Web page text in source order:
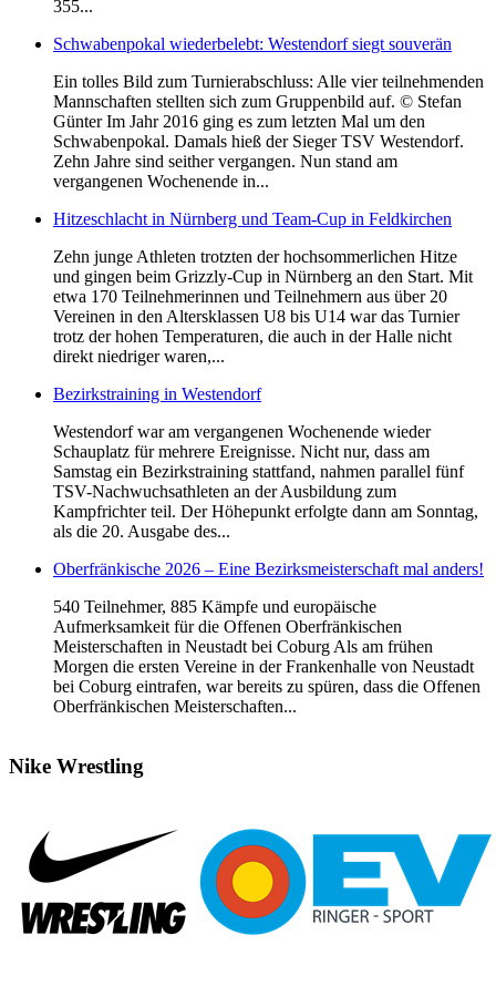
355...
Schwabenpokal wiederbelebt: Westendorf siegt souverän
Ein tolles Bild zum Turnierabschluss: Alle vier teilnehmenden
Mannschaften stellten sich zum Gruppenbild auf. © Stefan
Günter Im Jahr 2016 ging es zum letzten Mal um den
Schwabenpokal. Damals hieß der Sieger TSV Westendorf.
Zehn Jahre sind seither vergangen. Nun stand am
vergangenen Wochenende in...
Hitzeschlacht in Nürnberg und Team-Cup in Feldkirchen
Zehn junge Athleten trotzten der hochsommerlichen Hitze
und gingen beim Grizzly-Cup in Nürnberg an den Start. Mit
etwa 170 Teilnehmerinnen und Teilnehmern aus über 20
Vereinen in den Altersklassen U8 bis U14 war das Turnier
trotz der hohen Temperaturen, die auch in der Halle nicht
direkt niedriger waren,...
Bezirkstraining in Westendorf
Westendorf war am vergangenen Wochenende wieder
Schauplatz für mehrere Ereignisse. Nicht nur, dass am
Samstag ein Bezirkstraining stattfand, nahmen parallel fünf
TSV-Nachwuchsathleten an der Ausbildung zum
Kampfrichter teil. Der Höhepunkt erfolgte dann am Sonntag,
als die 20. Ausgabe des...
Oberfränkische 2026 – Eine Bezirksmeisterschaft mal anders!
540 Teilnehmer, 885 Kämpfe und europäische
Aufmerksamkeit für die Offenen Oberfränkischen
Meisterschaften in Neustadt bei Coburg Als am frühen
Morgen die ersten Vereine in der Frankenhalle von Neustadt
bei Coburg eintrafen, war bereits zu spüren, dass die Offenen
Oberfränkischen Meisterschaften...
Nike Wrestling